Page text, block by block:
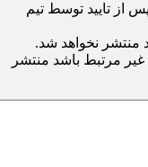
از تایید توسط تیم
منتشر نخواهد شد.
غیر مرتبط باشد منتشر